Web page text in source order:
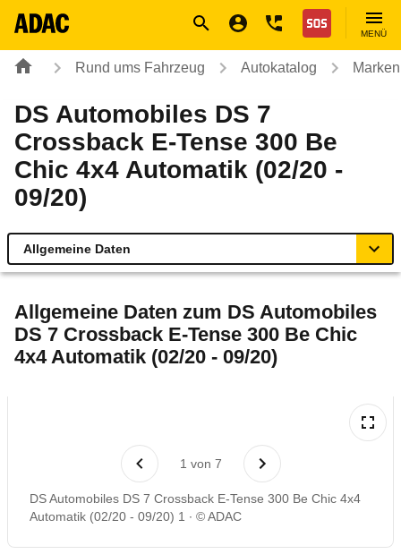
Nothilfe
MENÜ
Rund ums Fahrzeug Autokatalog
DS Automobiles DS 7
Crossback E-Tense 300 Be
Chic 4x4 Automatik (02/20 -
09/20)
Allgemeine Daten
Technische Daten
Rückrufe & Mängel
Allgemeine Daten zum DS Automobiles
DS 7 Crossback E-Tense 300 Be Chic
4x4 Automatik (02/20 - 09/20)
1 von 7
DS Automobiles DS 7 Crossback E-Tense 300 Be Chic 4x4
Automatik (02/20 - 09/20) 1
© ADAC